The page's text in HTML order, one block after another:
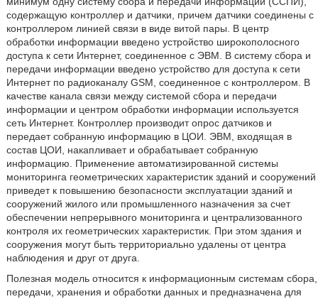
содержащую контроллер и датчики, причем датчики соединены с
контроллером линией связи в виде витой пары. В центр
обработки информации введено устройство широкополосного
доступа к сети Интернет, соединенное с ЭВМ. В систему сбора и
передачи информации введено устройство для доступа к сети
Интернет по радиоканалу GSM, соединенное с контроллером. В
качестве канала связи между системой сбора и передачи
информации и центром обработки информации используется
сеть Интернет. Контроллер производит опрос датчиков и
передает собранную информацию в ЦОИ. ЭВМ, входящая в
состав ЦОИ, накапливает и обрабатывает собранную
информацию. Применение автоматизированной системы
мониторинга геометрических характеристик зданий и сооружений
приведет к повышению безопасности эксплуатации зданий и
сооружений жилого или промышленного назначения за счет
обеспечении непрерывного мониторинга и централизованного
контроля их геометрических характеристик. При этом здания и
сооружения могут быть территориально удалены от центра
наблюдения и друг от друга.
Полезная модель относится к информационным системам сбора,
передачи, хранения и обработки данных и предназначена для